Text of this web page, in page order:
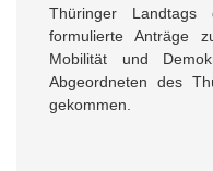
Thüringer
formulierte Anträge
Mobilität und
Abgeordneten des
gekommen.